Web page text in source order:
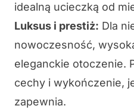
idealną ucieczką od
Luksus i prestiż: Dla
nowoczesność,
eleganckie otoczenie.
cechy i wykończenie,
zapewnia.